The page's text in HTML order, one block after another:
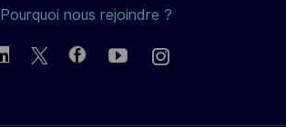
Pourquoi nous rejoindre ?